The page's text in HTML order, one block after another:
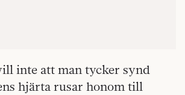
inte att man tycker synd
hjärta rusar honom till